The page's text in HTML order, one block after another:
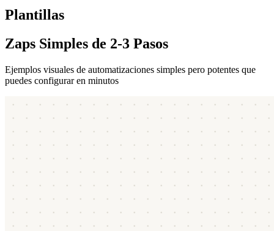
Plantillas
Zaps Simples de 2-3 Pasos
Ejemplos visuales de automatizaciones simples pero potentes que
puedes configurar en minutos